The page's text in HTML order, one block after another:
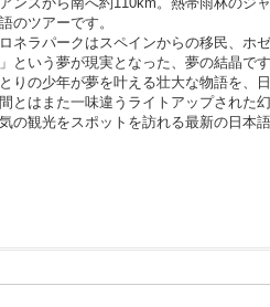
のツアーです。
ネラパークはスペインからの移民、ホ
という夢が現実となった、夢の結晶です
りの少年が夢を叶える壮大な物語を、
とはまた一味違うライトアップされた
の観光をスポットを訪れる最新の日本語